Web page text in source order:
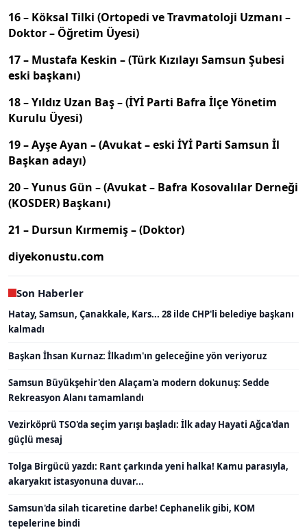
16 – Köksal Tilki (Ortopedi ve Travmatoloji Uzmanı –
Doktor – Öğretim Üyesi)
17 – Mustafa Keskin – (Türk Kızılayı Samsun Şubesi
eski başkanı)
18 – Yıldız Uzan Baş – (İYİ Parti Bafra İlçe Yönetim
Kurulu Üyesi)
19 – Ayşe Ayan – (Avukat – eski İYİ Parti Samsun İl
Başkan adayı)
20 – Yunus Gün – (Avukat – Bafra Kosovalılar Derneği
(KOSDER) Başkanı)
21 – Dursun Kırmemiş – (Doktor)
diyekonustu.com
Son Haberler
Hatay, Samsun, Çanakkale, Kars... 28 ilde CHP'li belediye başkanı
kalmadı
Başkan İhsan Kurnaz: İlkadım'ın geleceğine yön veriyoruz
Samsun Büyükşehir'den Alaçam'a modern dokunuş: Sedde
Rekreasyon Alanı tamamlandı
Vezirköprü TSO'da seçim yarışı başladı: İlk aday Hayati Ağca'dan
güçlü mesaj
Tolga Birgücü yazdı: Rant çarkında yeni halka! Kamu parasıyla,
akaryakıt istasyonuna duvar...
Samsun'da silah ticaretine darbe! Cephanelik gibi, KOM
tepelerine bindi